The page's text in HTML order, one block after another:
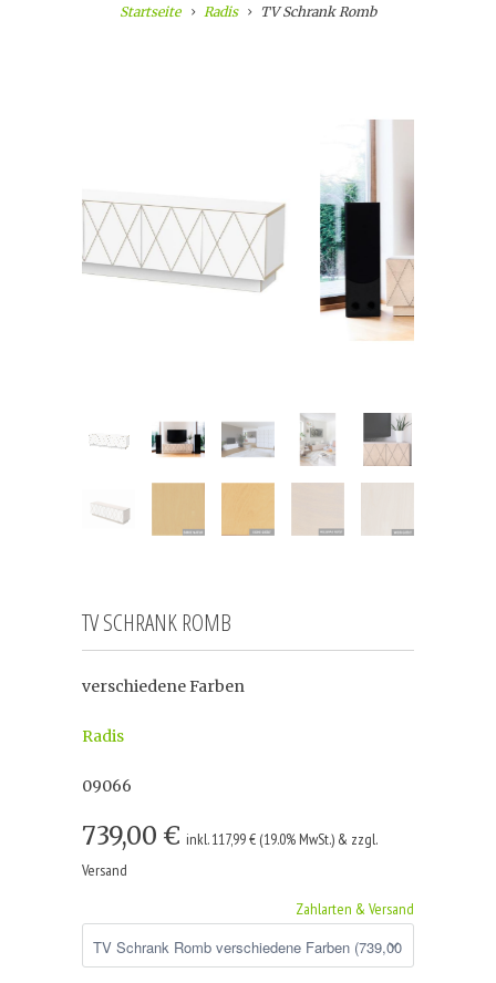
Startseite Radis TV Schrank Romb
TV SCHRANK ROMB
verschiedene Farben
Radis
09066
739,00 € inkl. 117,99 € (19.0% MwSt.) & zzgl.
Versand
Zahlarten & Versand